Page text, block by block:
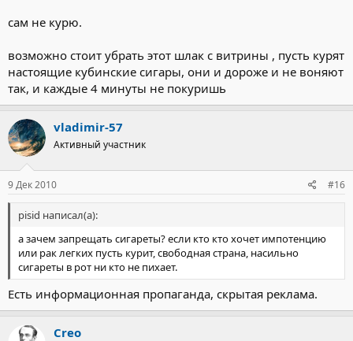
сам не курю.
возможно стоит убрать этот шлак с витрины , пусть курят
настоящие кубинские сигары, они и дороже и не воняют
так, и каждые 4 минуты не покуришь
vladimir-57
Активный участник
9 Дек 2010 #16
pisid написал(а):
а зачем запрещать сигареты? если кто кто хочет импотенцию
или рак легких пусть курит, свободная страна, насильно
сигареты в рот ни кто не пихает.
Есть информационная пропаганда, скрытая реклама.
Creo